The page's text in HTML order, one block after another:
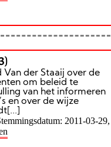
der Staaij over de
om beleid te
van het informeren
en over de wijze
2011-03-29,